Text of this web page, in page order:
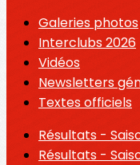
Galeries photos
Interclubs 2026
Vidéos
Newsletters
Textes officiels
Résultats -
Résultats -